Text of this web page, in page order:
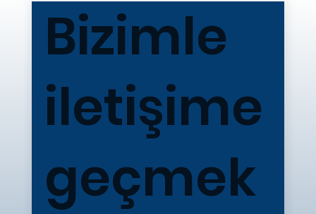
Bizimle
iletişime
geçmek